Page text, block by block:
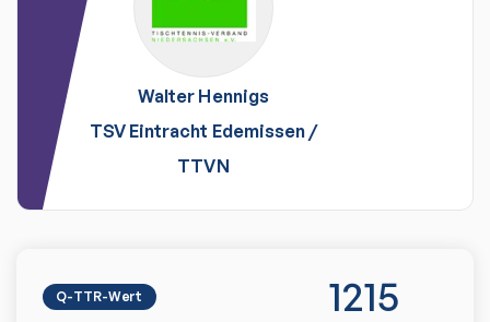
Walter Hennigs
TSV Eintracht Edemissen /
TTVN
Q-TTR-Wert 1215